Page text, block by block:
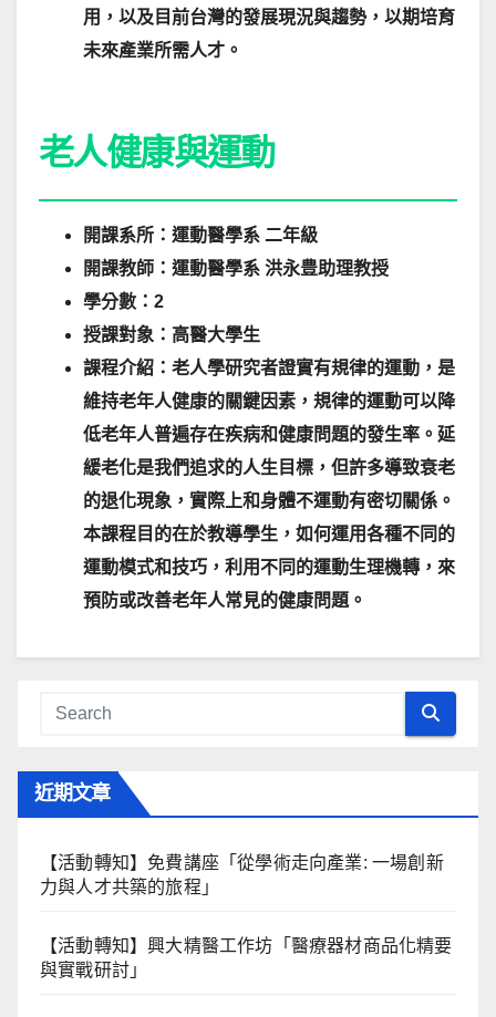
用，以及目前台灣的發展現況與趨勢，以期培育
未來產業所需人才。
老人健康與運動
開課系所： 運動醫學系 二年級
開課教師： 運動醫學系 洪永豊助理教授
學分數：2
授課對象：高醫大學生
課程介紹：老人學研究者證實有規律的運動，是
維持老年人健康的關鍵因素，規律的運動可以降
低老年人普遍存在疾病和健康問題的發生率。延
緩老化是我們追求的人生目標，但許多導致衰老
的退化現象，實際上和身體不運動有密切關係。
本課程目的在於教導學生，如何運用各種不同的
運動模式和技巧，利用不同的運動生理機轉，來
預防或改善老年人常見的健康問題。
近期文章
【活動轉知】免費講座「從學術走向產業: ⼀場創新
力與⼈才共築的旅程」
【活動轉知】興大精醫工作坊「醫療器材商品化精要
與實戰研討」